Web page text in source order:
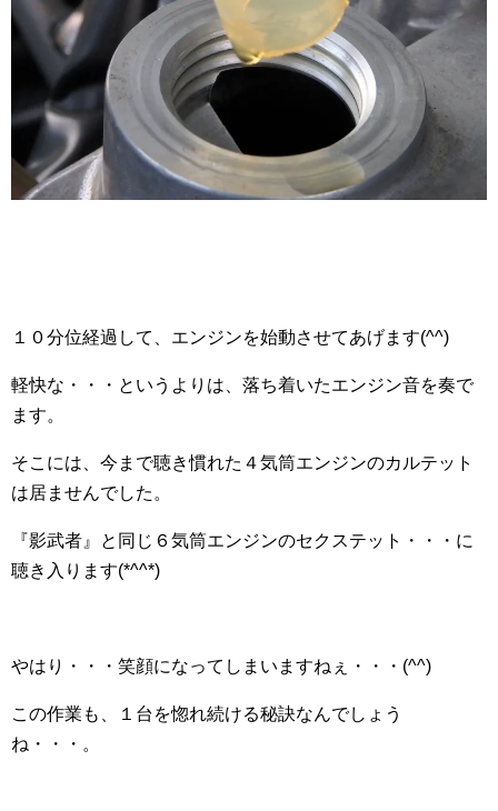
１０分位経過して、エンジンを始動させてあげます(^^)
軽快な・・・というよりは、落ち着いたエンジン音を奏で
ます。
そこには、今まで聴き慣れた４気筒エンジンのカルテット
は居ませんでした。
『影武者』と同じ６気筒エンジンのセクステット・・・に
聴き入ります(*^^*)
やはり・・・笑顔になってしまいますねぇ・・・(^^)
この作業も、１台を惚れ続ける秘訣なんでしょう
ね・・・。